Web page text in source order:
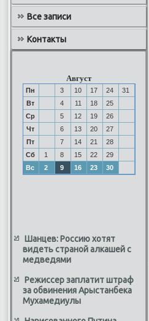
Все записи
Контакты
Август
Пн 3 10 17 24
31
Вт
4 11 18
25
Ср
5 12 19
26
Чт
6 13 20
27
Пт
7 14 21
28
Сб
1 8 15 22
29
Вс
2 9 16 23 30
Шанцев: Россию хотят
видеть страной алкашей с
медведями
Режиссер заплатит штраф
за обвинения Арыстанбека
Мухамедиулы